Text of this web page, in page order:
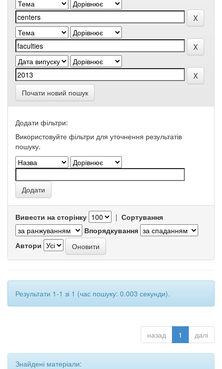
Почати новий пошук
Додати фільтри:
Використовуйте фільтри для уточнення результатів
пошуку.
Вивести на сторінку | Сортування
Впорядкування
Автори
Результати 1-1 зі 1 (час пошуку: 0.003 секунди).
назад 1 далі
Знайдені матеріали: